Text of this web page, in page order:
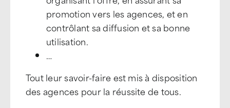
promotion vers les agences, et en
contrôlant sa diffusion et sa bonne
utilisation.
…
Tout leur savoir-faire est mis à disposition
des agences pour la réussite de tous.